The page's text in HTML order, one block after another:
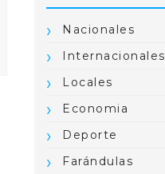
Nacionales
Internacionales
Locales
Economia
Deporte
Farándulas